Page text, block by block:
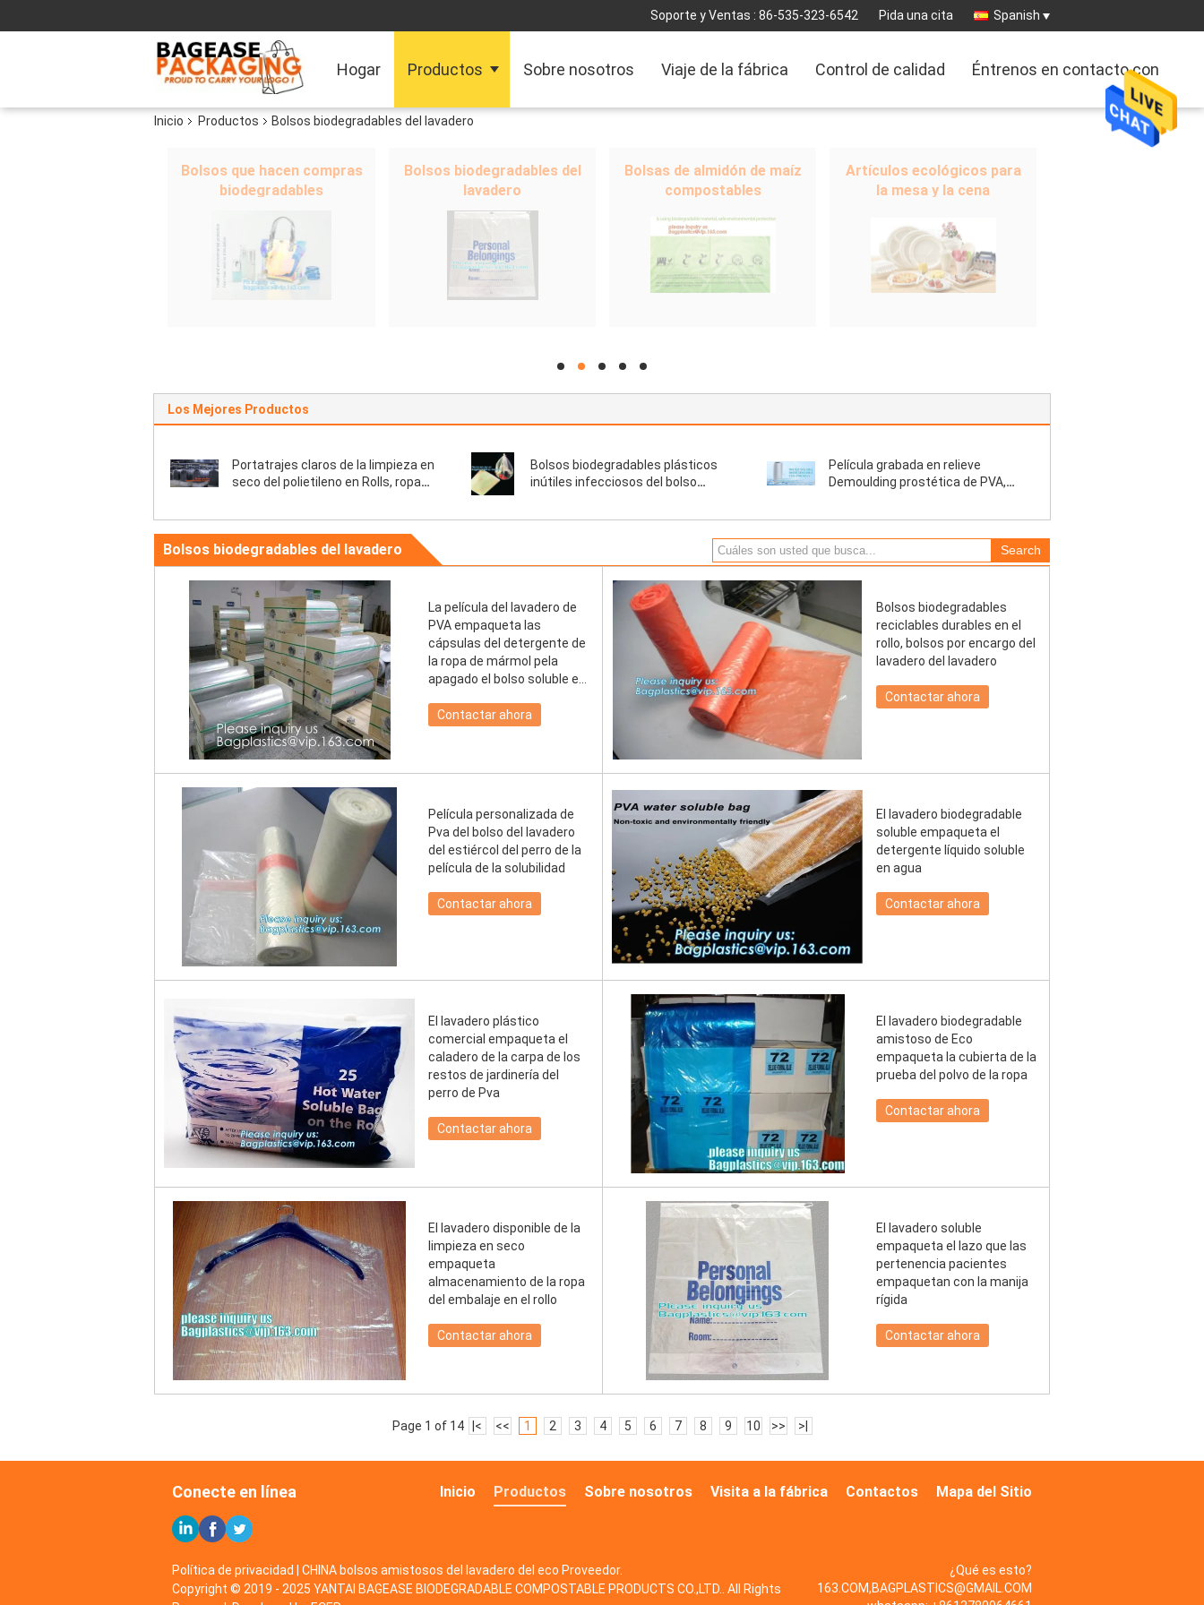
Soporte y Ventas : 86-535-323-6542 Pida una cita Spanish
Hogar Productos Sobre nosotros Viaje de la fábrica Control de calidad Éntrenos en contacto con
Inicio Productos Bolsos biodegradables del lavadero
Bolsos que hacen compras
biodegradables
Bolsos biodegradables del
lavadero
Bolsas de almidón de maíz
compostables
Artículos ecológicos para
la mesa y la cena
hd hd hd hd hd
Los Mejores Productos
Portatrajes claros de la limpieza en
seco del polietileno en Rolls, ropa
Bolsos biodegradables plásticos
inútiles infecciosos del bolso
Película grabada en relieve
Demoulding prostética de PVA,
de PVA
Bolsos biodegradables del lavadero
La película del lavadero de
PVA empaqueta las
cápsulas del detergente de
la ropa de mármol pela
apagado el bolso soluble en
agua de la semilla de la
Contactar ahora
Bolsos biodegradables
reciclables durables en el
rollo, bolsos por encargo del
lavadero del lavadero
Contactar ahora
Película personalizada de
Pva del bolso del lavadero
del estiércol del perro de la
película de la solubilidad
Contactar ahora
El lavadero biodegradable
soluble empaqueta el
detergente líquido soluble
en agua
Contactar ahora
El lavadero plástico
comercial empaqueta el
caladero de la carpa de los
restos de jardinería del
perro de Pva
Contactar ahora
El lavadero biodegradable
amistoso de Eco
empaqueta la cubierta de la
prueba del polvo de la ropa
Contactar ahora
El lavadero disponible de la
limpieza en seco
empaqueta
almacenamiento de la ropa
del embalaje en el rollo
Contactar ahora
El lavadero soluble
empaqueta el lazo que las
pertenencia pacientes
empaquetan con la manija
rígida
Contactar ahora
Page 1 of 14 |< << 1 2 3 4 5 6 7 8 9 10 >> >|
Conecte en línea Mapa del Sitio
Contactos
Visita a la fábrica
Sobre nosotros
Productos
Inicio
Política de privacidad CHINA bolsos amistosos del lavadero del eco Proveedor.
Copyright © 2019 - 2025 YANTAI BAGEASE BIODEGRADABLE COMPOSTABLE PRODUCTS CO.,LTD.. All Rights
¿Qué es esto?
163.COM,BAGPLASTICS@GMAIL.COM